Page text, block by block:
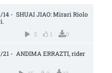
-  SHUAI JIAO: Mirari Riolo
2 1 0
-  ANDIMA ERRAZTI, rider